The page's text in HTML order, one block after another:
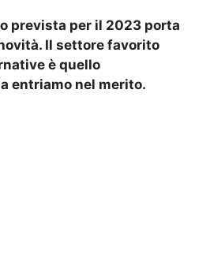
prevista per il 2023 porta
Il settore favorito
è quello
entriamo nel merito.